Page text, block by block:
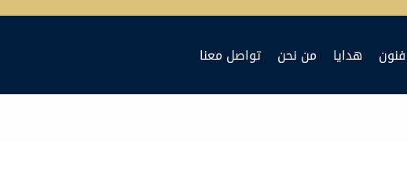
فنون هدايا من نحن تواصل معنا